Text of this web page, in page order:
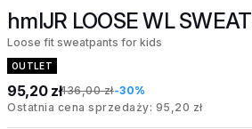
hmlJR LOOSE WL
Loose fit sweatpants for kids
OUTLET
95,20 zł136,00 zł-30%
Ostatnia cena sprzedaży: 95,20 zł